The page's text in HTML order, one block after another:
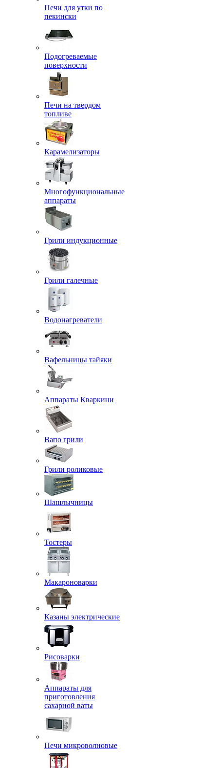
Печи для утки по
пекински
Подогреваемые
поверхности
Печи на твердом
топливе
Карамелизаторы
Многофункциональные
аппараты
Грили индукционные
Грили галечные
Водонагреватели
Вафельницы тайяки
Аппараты Кваркини
Вапо грили
Грили роликовые
Шашлычницы
Тостеры
Макароноварки
Казаны электрические
Рисоварки
Аппараты для
приготовления
сахарной ваты
Печи микроволновые